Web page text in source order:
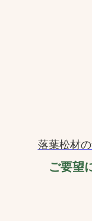
落葉松材
ご要望